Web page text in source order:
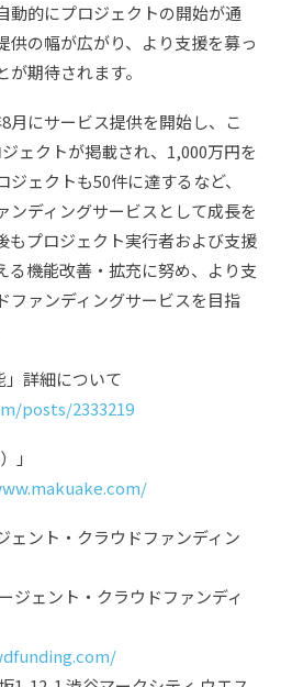
動的にプロジェクトの開始が通
供の幅が広がり、より支援を募っ
期待されます。
月にサービス提供を開始し、こ
ェクトが掲載され、1,000万円を
ェクトも50件に達するなど、
ンディングサービスとして成長を
もプロジェクト実行者および支援
る機能改善・拡充に努め、より支
ファンディングサービスを目指
詳細について
posts/2333219
」
ント・クラウドファンディン
ジェント・クラウドファンディ